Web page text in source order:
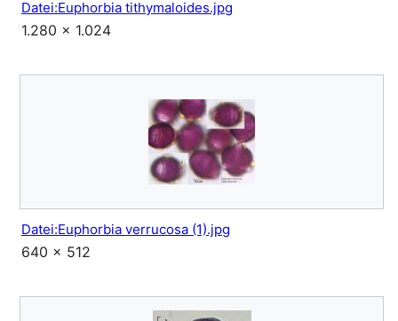
Datei:Euphorbia tithymaloides.jpg
1.280 × 1.024
Datei:Euphorbia verrucosa (1).jpg
640 × 512